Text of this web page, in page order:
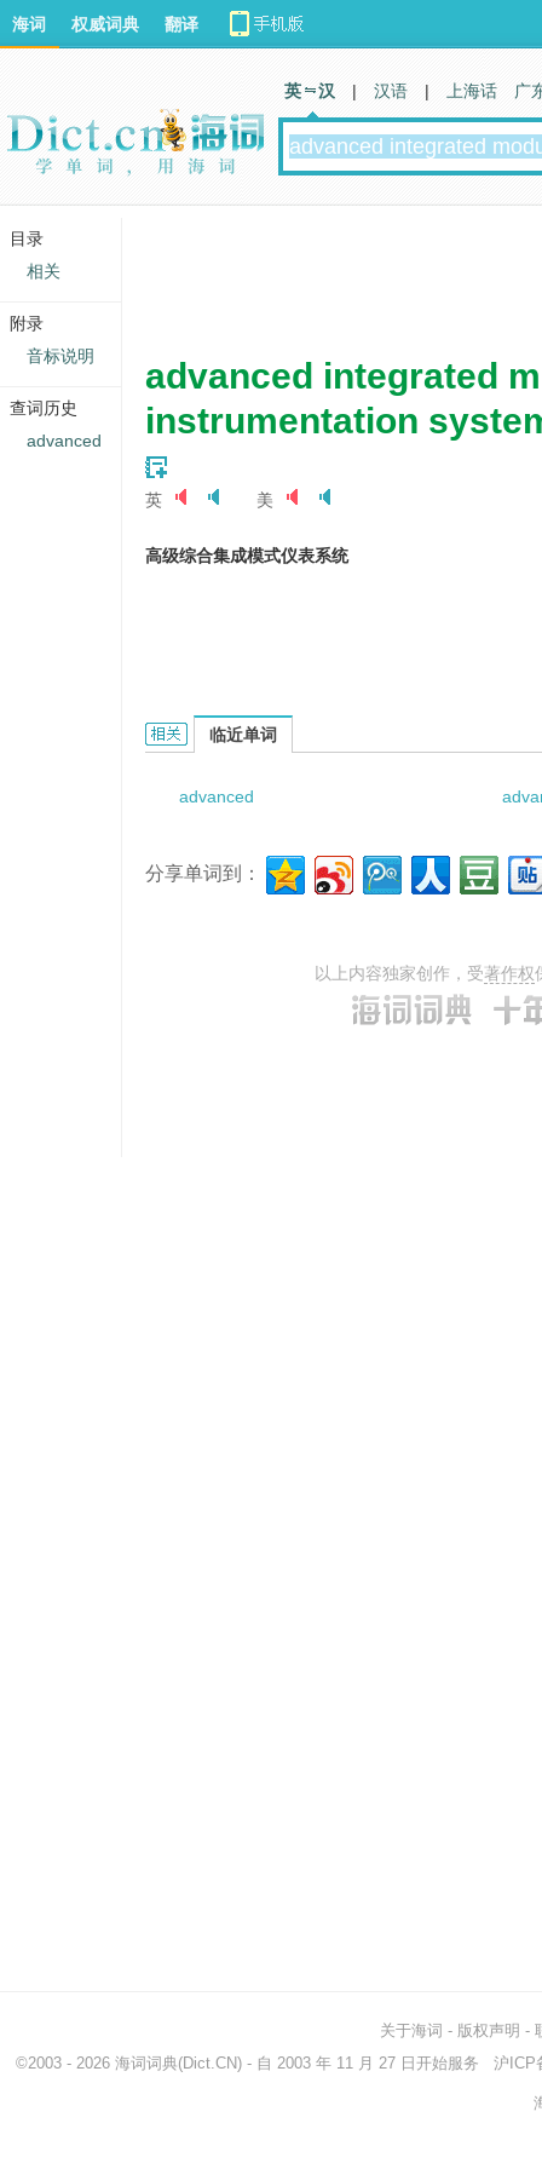
advanced integrated
instrumentation
英 美
高级综合集成模式仪表系统
Advanced Integrated Modular Instrumentation
临近单词
advanced
分享单词到：
以上内容独家创作，受著作权
海词 权威词典 翻译
英 汉 | 汉语 | 上海话 广
关于海词 - 版权声明 -
©2003 - 2026 海词词典(Dict.CN) - 自 2003 年 11 月 27 日开始服务 沪ICP
目录
相关
附录
音标说明
查词历史
advanced